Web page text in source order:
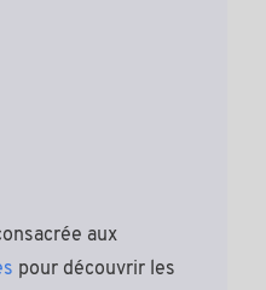
aux
pour découvrir les